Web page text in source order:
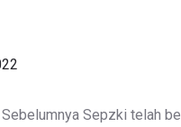
Sepzki telah